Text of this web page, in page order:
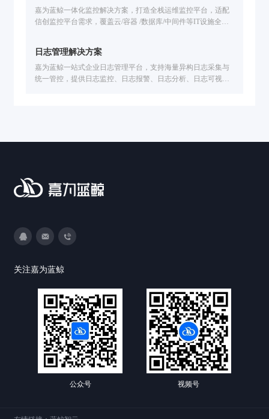
嘉为蓝鲸一体化监控解决方案，打造全栈运维监控平台，适配
信创监控平台需求，覆盖云/容器 /数据库/中间件等IT设施全场
务中信建投、广州公交、福田汽车等企业，助力提升运维效
率，保障业务稳定运行。
日志管理解决方案
嘉为蓝鲸一站式企业日志管理平台，支持海量异构日志采集与
统一管控，提供日志监控、日志报警、日志分析、日志可视化
关注嘉为蓝鲸
公众号 视频号